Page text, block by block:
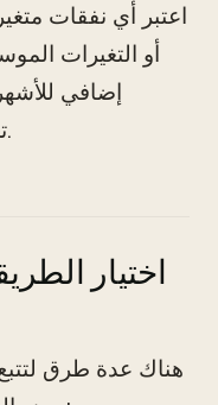
اعتبر أي نفقات
أو التغيرات
إضافي
تجمعات أو تجرب وصفات جديدة.
اختيار
هناك عدة طرق